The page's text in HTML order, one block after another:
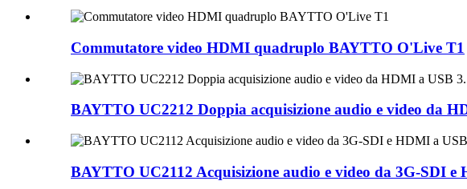
Commutatore video HDMI quadruplo BAYTTO O'Live T1
BAYTTO UC2212 Doppia acquisizione audio e video da
BAYTTO UC2112 Acquisizione audio e video da 3G-SDI e